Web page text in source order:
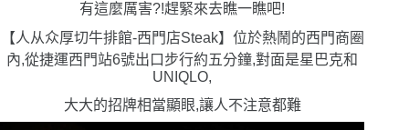
有這麼厲害?!趕緊來去瞧一瞧吧!
【人从众厚切牛排館-西門店Steak】位於熱鬧的西門商圈
內,從捷運西門站6號出口步行約五分鐘,對面是星巴克和
UNIQLO,
大大的招牌相當顯眼,讓人不注意都難